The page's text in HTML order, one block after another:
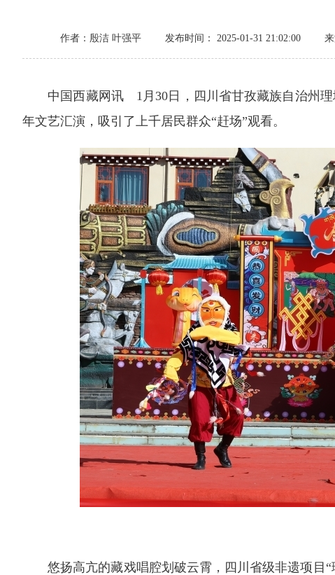
作者：殷洁 叶强平 发布时间： 2025-01-31 21:02:00
中国西藏网讯 1月30日，四川省甘孜藏族自治州
年文艺汇演，吸引了上千居民群众“赶场”观看。
悠扬高亢的藏戏唱腔划破云霄，四川省级非遗项目